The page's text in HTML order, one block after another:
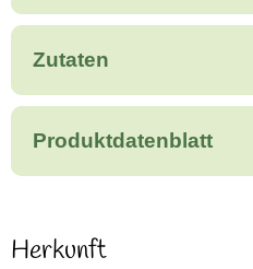
Zutaten
Produktdatenblatt
Herkunft